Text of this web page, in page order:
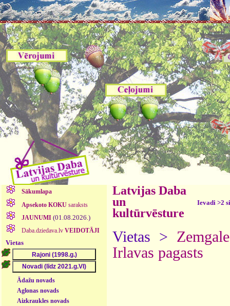
Sākumlapa
Apsekoto KOKUsaraksts
JAUNUMI (01.08.2026.)
Daba.dziedava.lv VEIDOTĀJI
Vietas
Ādažu novads
Aglonas novads
Aizkraukles novads
Latvijas Daba
un
kultūrvēsture
Ievadi >2
Vietas > Zemgale
Irlavas pagasts